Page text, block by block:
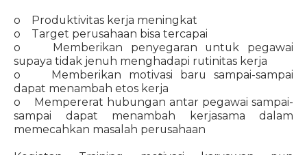
o Produktivitas kerja meningkat
o Target perusahaan bisa tercapai
o Memberikan penyegaran untuk pegawai
supaya tidak jenuh menghadapi rutinitas kerja
o Memberikan motivasi baru sampai-sampai
dapat menambah etos kerja
o Mempererat hubungan antar pegawai sampai-
sampai dapat menambah kerjasama dalam
memecahkan masalah perusahaan